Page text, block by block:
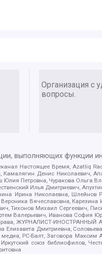
Организация с
вопросы.
выполняющих функции
Настоящее Время, Azatliq
Денис Николаевич,
Петровна, Чуракова Ольга
Илья Дмитриевич,
Ирина Николаевна,
Вероника Вячеславовна,
Михаил Сергеевич,
Валерьевич, Иванова София
ЖУРНАЛИСТ-ИНОСТРАННЫЙ
Елизавета Дмитриевна,
РС-Балт, Заговора Максим
союз библиофилов,